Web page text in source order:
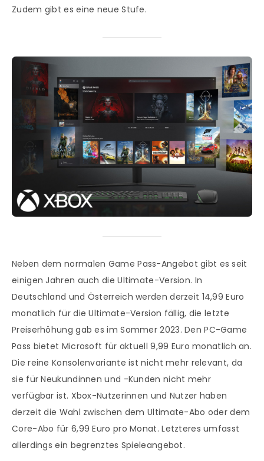
Zudem gibt es eine neue Stufe.
Neben dem normalen Game Pass-Angebot gibt es seit
einigen Jahren auch die Ultimate-Version. In
Deutschland und Österreich werden derzeit 14,99 Euro
monatlich für die Ultimate-Version fällig, die letzte
Preiserhöhung gab es im Sommer 2023. Den PC-Game
Pass bietet Microsoft für aktuell 9,99 Euro monatlich an.
Die reine Konsolenvariante ist nicht mehr relevant, da
sie für Neukundinnen und -Kunden nicht mehr
verfügbar ist. Xbox-Nutzerinnen und Nutzer haben
derzeit die Wahl zwischen dem Ultimate-Abo oder dem
Core-Abo für 6,99 Euro pro Monat. Letzteres umfasst
allerdings ein begrenztes Spieleangebot.